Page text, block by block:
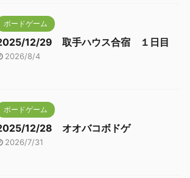
ボードゲーム
12/29 取手ハウス合宿 １日目
2026/8/4
ボードゲーム
12/28 オオバコボドゲ
2026/7/31